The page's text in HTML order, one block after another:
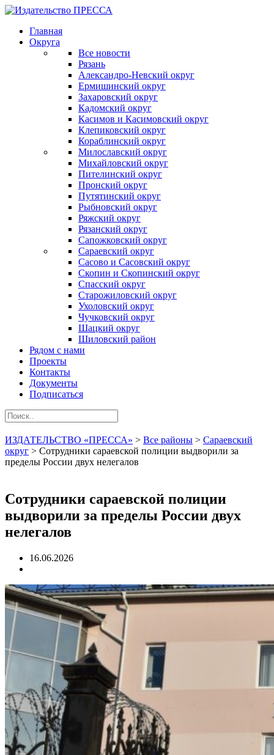
Главная
Округа
Все новости
Рязань
Александро-Невский округ
Ермишинский округ
Захаровский округ
Кадомский округ
Касимов и Касимовский округ
Клепиковский округ
Кораблинский округ
Милославский округ
Михайловский округ
Пителинский округ
Пронский округ
Путятинский округ
Рыбновский округ
Ряжский округ
Рязанский округ
Сапожковский округ
Сараевский округ
Сасово и Сасовский округ
Скопин и Скопинский округ
Спасский округ
Старожиловский округ
Ухоловский округ
Чучковский округ
Шацкий округ
Шиловский район
Рядом с нами
Проекты
Контакты
Документы
Подписаться
ИЗДАТЕЛЬСТВО «ПРЕССА» > Все районы > Сараевский
округ > Сотрудники сараевской полиции выдворили за
пределы России двух нелегалов
Сотрудники сараевской полиции
выдворили за пределы России двух
нелегалов
16.06.2026